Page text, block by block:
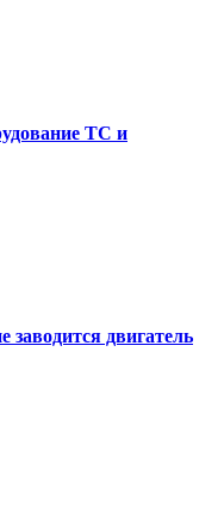
ТС и
заводится двигатель